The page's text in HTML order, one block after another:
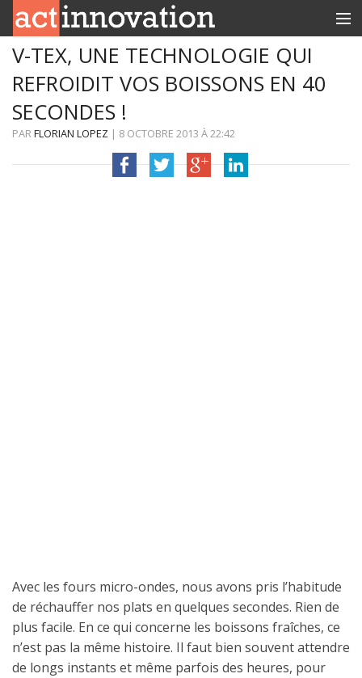
RUBRIQUES
INNOBOX
CONTACT
V-TEX, UNE TECHNOLOGIE QUI
REFROIDIT VOS BOISSONS EN 40
SECONDES !
PARFLORIAN LOPEZ | 8 OCTOBRE 2013 À22:42
Avec les fours micro-ondes, nous avons pris l’habitude
de réchauffer nos plats en quelques secondes. Rien de
plus facile. En ce qui concerne les boissons fraîches, ce
n’est pas la même histoire. Il faut bien souvent attendre
de longs instants et même parfois des heures, pour